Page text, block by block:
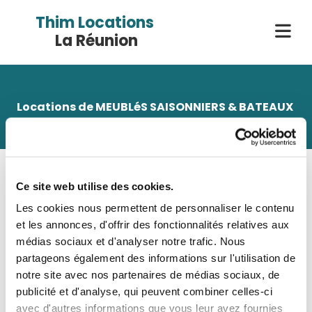
Ce site web utilise des cookies.
Les cookies nous permettent de personnaliser le contenu
et les annonces, d'offrir des fonctionnalités relatives aux
médias sociaux et d'analyser notre trafic. Nous
partageons également des informations sur l'utilisation de
notre site avec nos partenaires de médias sociaux, de
publicité et d'analyse, qui peuvent combiner celles-ci
avec d'autres informations que vous leur avez fournies
Thim Locations
La Réunion
Locations deMEUBLéS SAISONNIERS & BATEAUX
Formation aux PERMIS BATEAUX
par Thim Loc Réunion. Les informations collectées ne seront
utilisées que dans la mesure où elles sont nécessaires pour: traiter
vos demandes, les informations collectées sont destinées à Thim
Loc Réunion et à ses sous-traitants. Vos informations sont
conservées au maximum 3 ans après votre dernier contact avec